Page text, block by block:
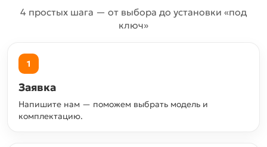
4 простых шага — от выбора до установки «под
ключ»
1
Заявка
Напишите нам — поможем выбрать модель и
комплектацию.